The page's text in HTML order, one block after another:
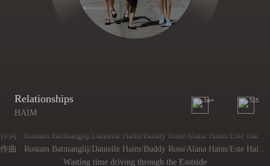
Relationships
HAIM
1w+ 515
Wasting time driving through the Eastside